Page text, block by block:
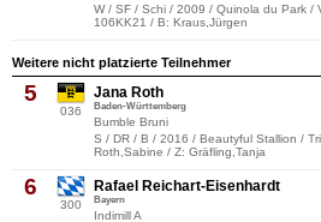
W / SF / Schi / 2009 / Quinola du Park /
106KK21 / B: Kraus,Jürgen
Weitere nicht platzierte Teilnehmer
5
036
Jana Roth
Baden-Württemberg
Bumble Bruni
S / DR / B / 2016 / Beautyful Stallion /
Roth,Sabine / Z: Gräfling,Tanja
6
300
Rafael Reichart-Eisenhardt
Bayern
Indimill A